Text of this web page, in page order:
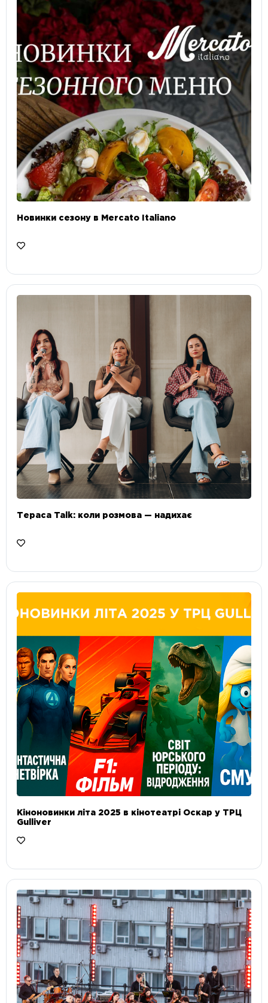
Новинки сезону в Mercato Italiano
Тераса Talk: коли розмова — надихає
Кіноновинки літа 2025 в кінотеатрі Оскар у ТРЦ
Gulliver